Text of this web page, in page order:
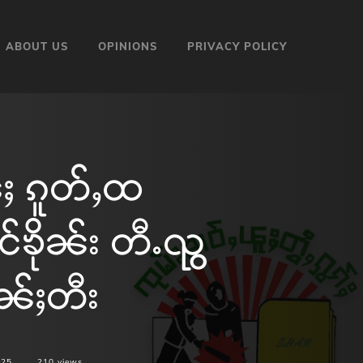
ABOUT US OPINIONS PRIVACY POLICY
ႈ ၵူတ်ႇထ
င်ၶိုၼ်း တီႉၺွ
ႈတီး